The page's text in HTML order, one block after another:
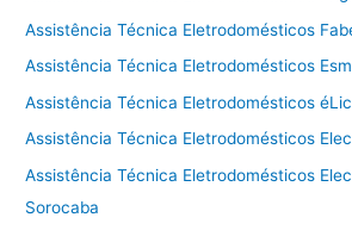
Assistência Técnica Eletrodomésticos
Assistência Técnica Eletrodomésticos
Assistência Técnica Eletrodomésticos
Assistência Técnica Eletrodomésticos
Assistência Técnica Eletrodomésticos
Sorocaba